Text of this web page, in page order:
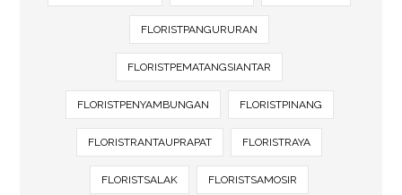
FLORISTPANGURURAN
FLORISTPEMATANGSIANTAR
FLORISTPENYAMBUNGAN FLORISTPINANG
FLORISTRANTAUPRAPAT FLORISTRAYA
FLORISTSALAK FLORISTSAMOSIR